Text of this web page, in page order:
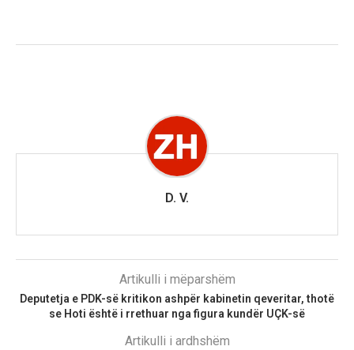
D. V.
Artikulli i mëparshëm
Deputetja e PDK-së kritikon ashpër kabinetin qeveritar, thotë
se Hoti është i rrethuar nga figura kundër UÇK-së
Artikulli i ardhshëm